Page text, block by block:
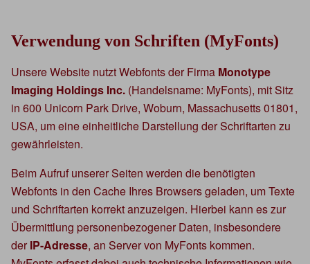
Verwendung von Schriften (MyFonts)
Unsere Website nutzt Webfonts der Firma Monotype
Imaging Holdings Inc. (Handelsname: MyFonts), mit Sitz
in 600 Unicorn Park Drive, Woburn, Massachusetts 01801,
USA, um eine einheitliche Darstellung der Schriftarten zu
gewährleisten.
Beim Aufruf unserer Seiten werden die benötigten
Webfonts in den Cache Ihres Browsers geladen, um Texte
und Schriftarten korrekt anzuzeigen. Hierbei kann es zur
Übermittlung personenbezogener Daten, insbesondere
der IP-Adresse, an Server von MyFonts kommen.